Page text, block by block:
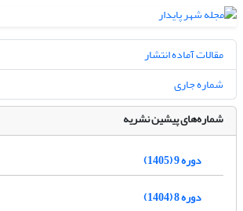
مقالات آماده انتشار
شماره جاری
شماره‌های پیشین نشریه
دوره 9 (1405)
دوره 8 (1404)